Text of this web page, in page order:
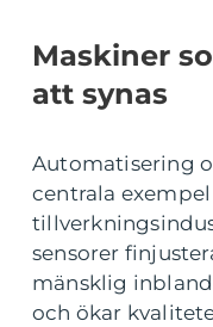
Maskiner
att synas
Automatisering
centrala
sensorer
mänsklig
och ökar